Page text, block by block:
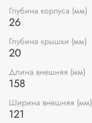
Глубина корпуса (мм)
26
Глубина крышки (мм)
20
Длина внешняя (мм)
158
Ширина внешняя (мм)
121